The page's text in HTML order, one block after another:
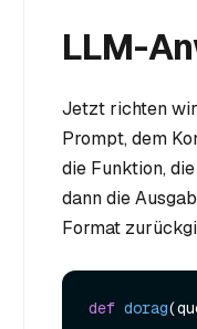
LLM-
Jetzt richten
Prompt, dem
die Funktion,
dann die
Format
def dorag(